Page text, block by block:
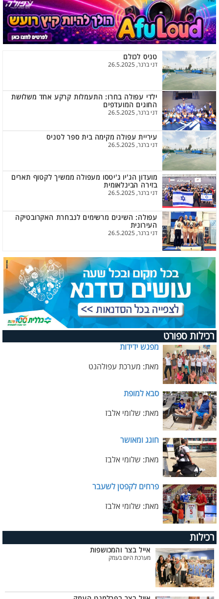
טניס לכולם
דני ברנר, 26.5.2025
ילדי עפולה בחרו: התעמלות קרקע אחד משלושת
החוגים המועדפים
דני ברנר, 26.5.2025
עיריית עפולה מקימה בית ספר לטניס
דני ברנר, 26.5.2025
מועדון הג'יו ג'יטסו מעפולה ממשיך לקטוף תארים
בזירה הבינלאומית
דני ברנר, 26.5.2025
עפולה: השיגים מרשימים לנבחרת האקרובטיקה
העירונית
דני ברנר, 26.5.2025
רכילות ספורט
מפגש ידידות
מאת: מערכת עפולהנט
סבא למופת
מאת: שלומי אלבז
חוגג ומאושר
מאת: שלומי אלבז
פרחים לקפטן לשעבר
מאת: שלומי אלבז
רכילות
אייל בצר והמכושפות
מערכת היום בעמק